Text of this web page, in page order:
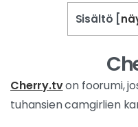
Sisältö
Cherry.tvon foorumi,
tuhansien camgirlien